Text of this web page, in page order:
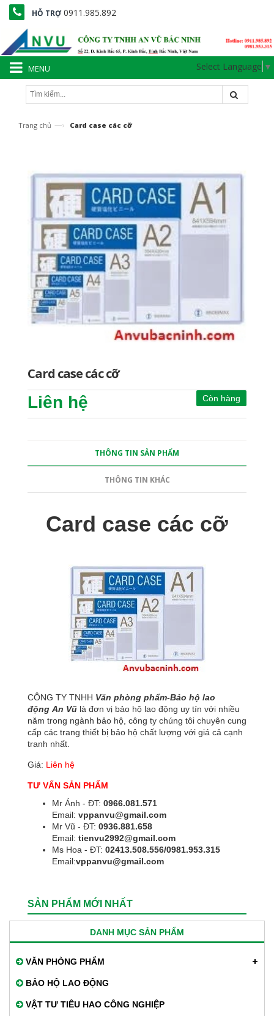
HỖ TRỢ 0911.985.892
MENU Select Language ▼
Trang chủ —› Card case các cỡ
Card case các cỡ
Còn hàng
Liên hệ
THÔNG TIN SẢN PHẨM
THÔNG TIN KHÁC
Card case các cỡ
CÔNG TY TNHH Văn phòng phẩm-Bảo hộ lao
động An Vũ là đơn vị bảo hộ lao động uy tín với nhiều
năm trong ngành bảo hộ, công ty chúng tôi chuyên cung
cấp các trang thiết bị bảo hộ chất lượng với giá cả cạnh
tranh nhất.
Giá: Liên hệ
TƯ VẤN SẢN PHẨM
Mr Ánh - ĐT: 0966.081.571
Email: vppanvu@gmail.com
Mr Vũ - ĐT: 0936.881.658
Email: tienvu2992@gmail.com
Ms Hoa - ĐT: 02413.508.556/0981.953.315
Email:vppanvu@gmail.com
SẢN PHẨM MỚI NHẤT
DANH MỤC SẢN PHẨM
VĂN PHÒNG PHẨM
BẢO HỘ LAO ĐỘNG
VẬT TƯ TIÊU HAO CÔNG NGHIỆP